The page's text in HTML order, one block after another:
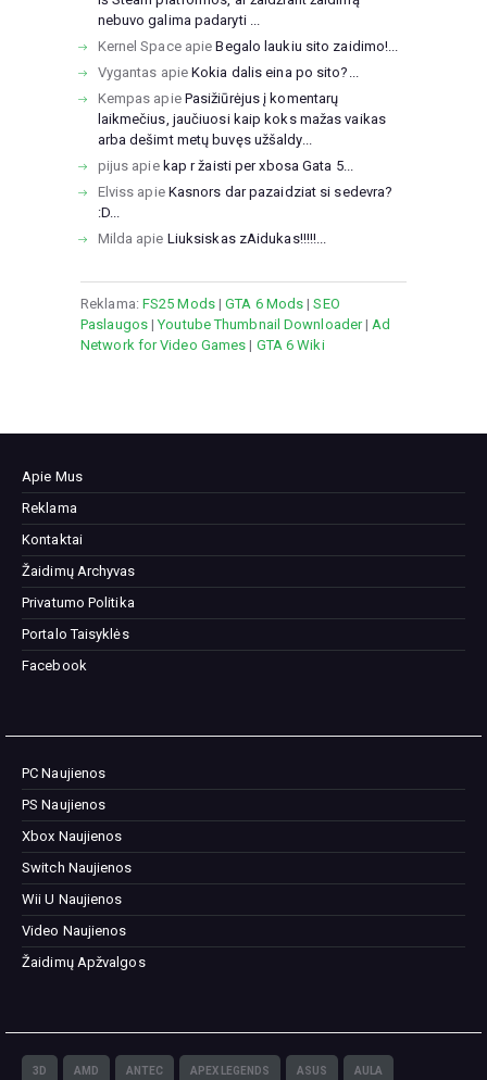
nebuvo galima padaryti ...
Kernel SpaceapieBegalo laukiu sito zaidimo!...
Vygantas apieKokia dalis eina po sito?...
Kempas apie Pasižiūrėjus į komentarų
laikmečius, jaučiuosi kaip koks mažas vaikas
arba dešimt metų buvęs užšaldy...
pijus apie kap r žaisti per xbosa Gata 5...
Elviss apie Kasnors dar pazaidziat si sedevra?
:D...
Milda apie Liuksiskas zAidukas!!!!!...
Reklama: FS25 Mods|GTA 6 Mods |SEO
Paslaugos|Youtube Thumbnail Downloader| Ad
Network for Video Games | GTA 6 Wiki
Apie Mus
Reklama
Kontaktai
Žaidimų Archyvas
Privatumo Politika
Portalo Taisyklės
Facebook
PC Naujienos
PS Naujienos
Xbox Naujienos
Switch Naujienos
Wii U Naujienos
Video Naujienos
Žaidimų Apžvalgos
3D AMD ANTEC APEX LEGENDS ASUS AULA